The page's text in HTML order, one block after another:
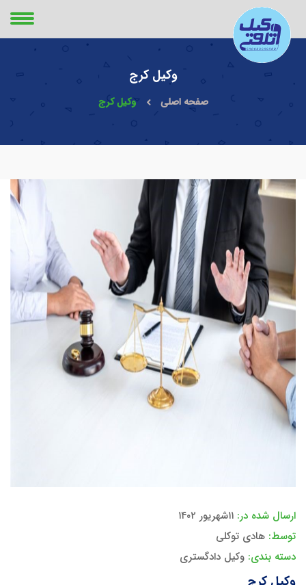
وکیل کرج
صفحه اصلی وکیل کرج
ارسال شده در: ۱۱شهریور ۱۴۰۲
توسط: هادی توکلی
دسته بندی: وکیل دادگستری